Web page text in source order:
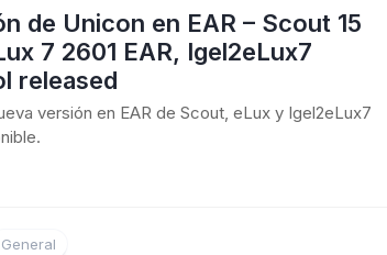
de Unicon en EAR – Scout 15
7 2601 EAR, Igel2eLux7
released
versión en EAR de Scout, eLux y Igel2eLux7
General